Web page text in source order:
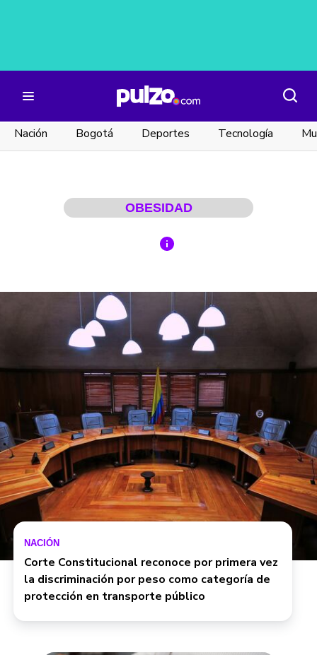
Nación Bogotá Deportes Tecnología
OBESIDAD
NACIÓN
Corte Constitucional reconoce por primera vez
la discriminación por peso como categoría de
protección en transporte público